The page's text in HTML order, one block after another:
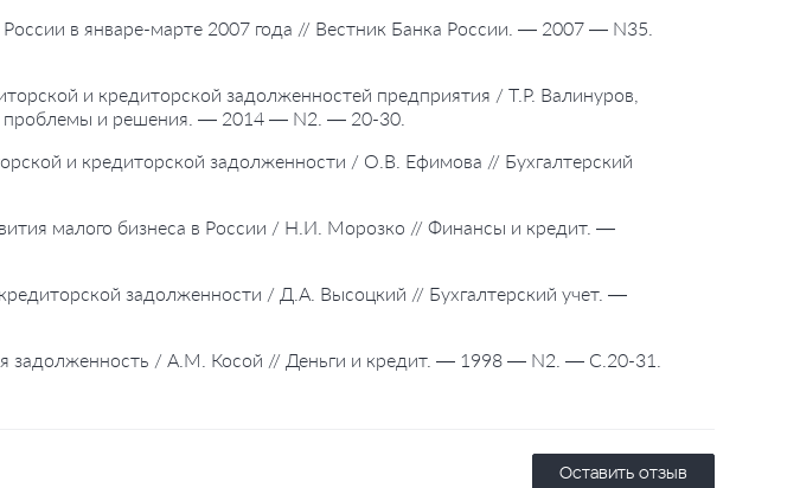
в январе-марте 2007 года // Вестник Банка России. — 2007 — N35.
и кредиторской задолженностей предприятия / Т.Р. Валинуров,
проблемы и решения. — 2014 — N2. — 20-30.
и кредиторской задолженности / О.В. Ефимова // Бухгалтерский
малого бизнеса в России / Н.И. Морозко // Финансы и кредит. —
задолженности / Д.А. Высоцкий // Бухгалтерский учет. —
задолженность / А.М. Косой // Деньги и кредит. — 1998 — N2. — С.20-31.
Оставить отзыв